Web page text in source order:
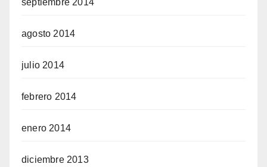
septiembre 2014
agosto 2014
julio 2014
febrero 2014
enero 2014
diciembre 2013